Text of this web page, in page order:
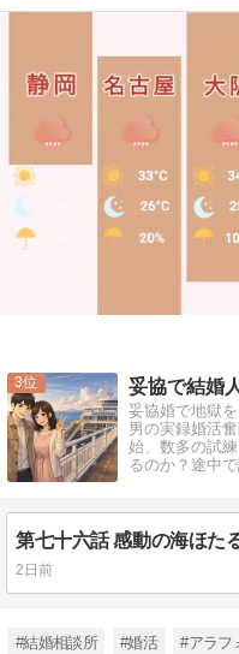
3
妥協婚で地獄
男の実録婚活
始、数多の試
るのか？途中
2日前
#結婚相談所 #婚活 #アラフ